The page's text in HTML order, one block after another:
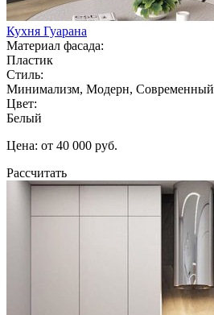
Кухня Гуарана
Материал фасада:
Пластик
Стиль:
Минимализм, Модерн, Современный
Цвет:
Белый
Цена: от 40 000 руб.
Рассчитать